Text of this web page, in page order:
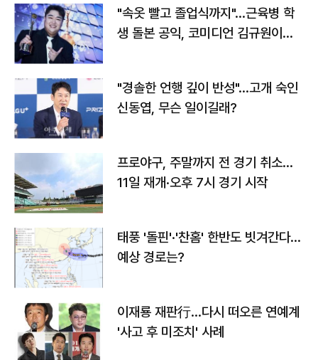
"속옷 빨고 졸업식까지"…근육병 학
생 돌본 공익, 코미디언 김규원이었
"경솔한 언행 깊이 반성"…고개 숙인
신동엽, 무슨 일이길래?
프로야구, 주말까지 전 경기 취소…
11일 재개·오후 7시 경기 시작
태풍 '돌핀'·'찬홈' 한반도 빗겨간다…
예상 경로는?
이재룡 재판行…다시 떠오른 연예계
'사고 후 미조치' 사례